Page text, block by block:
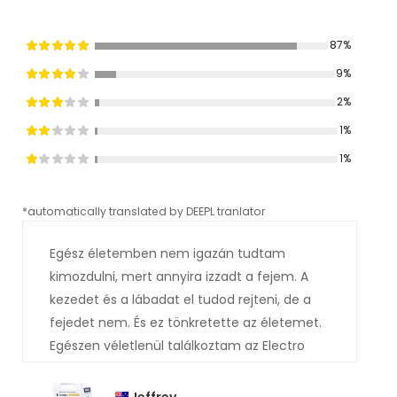
87%
9%
2%
1%
1%
*automatically translated by DEEPL tranlator
Egész életemben nem igazán tudtam
kimozdulni, mert annyira izzadt a fejem. A
kezedet és a lábadat el tudod rejteni, de a
fejedet nem. És ez tönkretette az életemet.
Egészen véletlenül találkoztam az Electro
nekem. Valószínűleg már kitaláltad, hogy mi